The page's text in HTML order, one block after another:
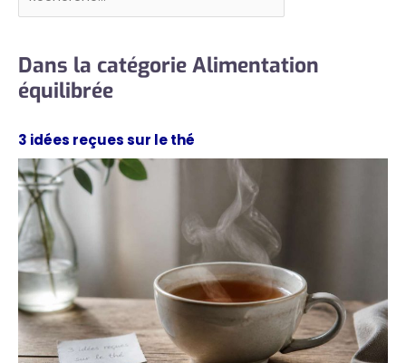
Dans la catégorie Alimentation
équilibrée
3 idées reçues sur le thé